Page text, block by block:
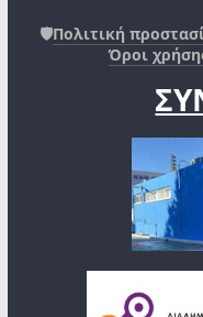
🛡️Πολιτική
Όροι